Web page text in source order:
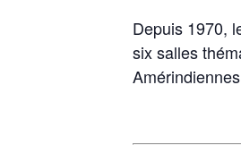
Depuis 1970,
six salles